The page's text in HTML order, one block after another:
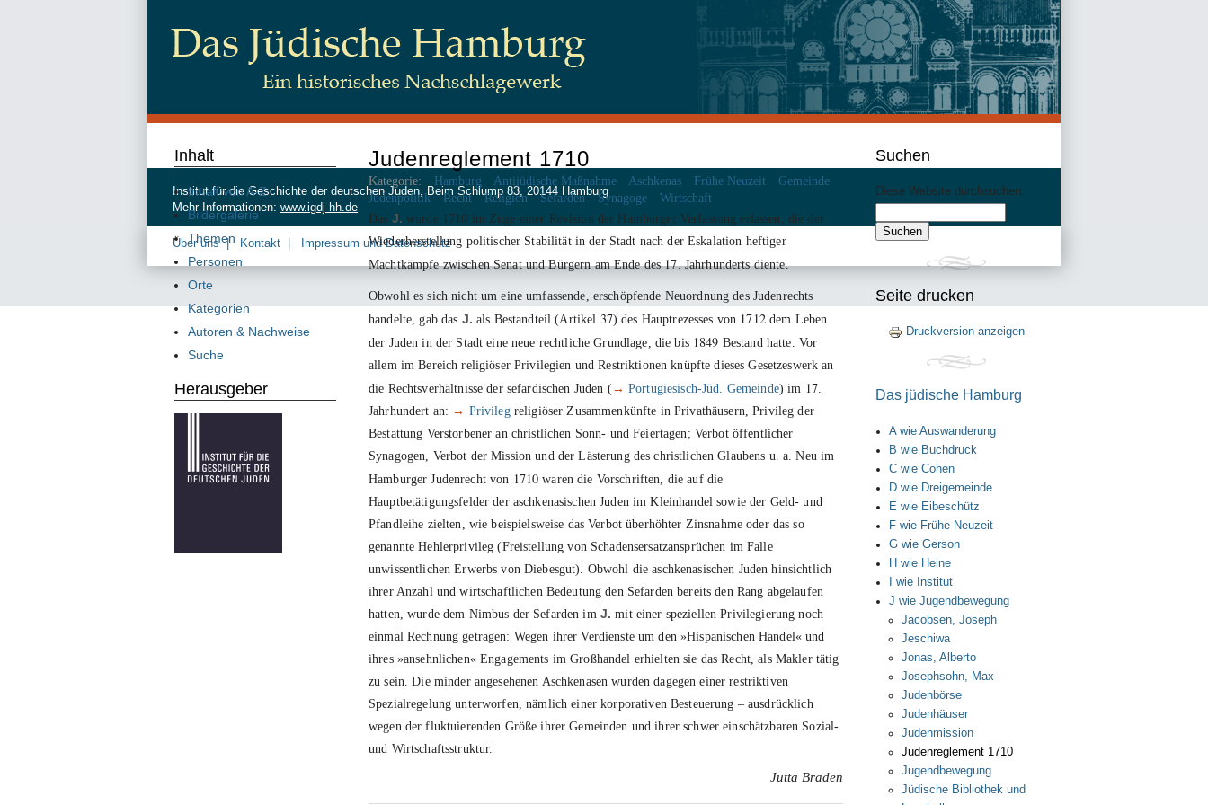
Judenreglement 1710
Kategorie: Hamburg Antijüdische Maßnahme Aschkenas Frühe Neuzeit
Gemeinde
Judenpolitik
Recht Religion Sefarden Synagoge Wirtschaft
Das J. wurde 1710 im Zuge einer Revision der Hamburger Verfassung erlassen, die der
Wiederherstellung politischer Stabilität in der Stadt nach der Eskalation heftiger
Machtkämpfe zwischen Senat und Bürgern am Ende des17. Jahrhunderts diente.
Obwohl es sich nicht um eine umfassende, erschöpfende Neuordnung des Judenrechts
handelte, gab das J. als Bestandteil (Artikel 37) des Hauptrezesses von 1712dem Leben
der Juden in der Stadt eine neue rechtliche Grundlage, die bis 1849 Bestand hatte. Vor
allem im Bereich religiöser Privilegien und Restriktionen knüpfte dieses Gesetzeswerk an
die Rechtsverhältnisse der sefardischen Juden (→ Portugiesisch-Jüd. Gemeinde) im 17.
Jahrhundert an: → Privilegreligiöser Zusammenkünfte in Privathäusern, Privileg der
Bestattung Verstorbener an christlichen Sonn- und Feiertagen; Verbot öffentlicher
Synagogen, Verbot der Mission und der Lästerung des christlichen Glaubens u. a. Neu im
Hamburger Judenrecht von 1710 waren die Vorschriften, die auf die
Hauptbetätigungsfelder der aschkenasischen Juden im Kleinhandel sowie der Geld- und
Pfandleihe zielten, wie beispielsweise das Verbot überhöhter Zinsnahme oder das so
genannte Hehlerprivileg (Freistellung von Schadensersatzansprüchen im Falle
unwissentlichen Erwerbs von Diebesgut). Obwohl die aschkenasischen Juden hinsichtlich
ihrer Anzahl und wirtschaftlichen Bedeutung den Sefarden bereits den Rang abgelaufen
hatten, wurde dem Nimbus der Sefarden im J. mit einer speziellen Privilegierung noch
einmal Rechnung getragen: Wegen ihrer Verdienste um den »Hispanischen Handel« und
ihres »ansehnlichen« Engagements im Großhandel erhielten sie das Recht, als Makler tätig
zu sein. Die minder angesehenen Aschkenasen wurden dagegen einer restriktiven
Spezialregelung unterworfen, nämlich einer korporativen Besteuerung – ausdrücklich
wegen der fluktuierenden Größe ihrer Gemeinden und ihrer schwer einschätzbaren Sozial-
und Wirtschaftsstruktur.
Jutta Braden
Inhalt
Inhalt von A-Z
Bildergalerie
Themen
Personen
Orte
Kategorien
Autoren & Nachweise
Suche
Herausgeber
Suchen
Diese Website durchsuchen:
Seite drucken
Druckversion anzeigen
Das jüdische Hamburg
A wie Auswanderung
B wie Buchdruck
C wie Cohen
D wie Dreigemeinde
E wie Eibeschütz
F wie Frühe Neuzeit
G wie Gerson
H wie Heine
I wie Institut
J wie Jugendbewegung
Jacobsen, Joseph
Jeschiwa
Jonas, Alberto
Josephsohn, Max
Judenbörse
Judenhäuser
Judenmission
Judenreglement 1710
Jugendbewegung
Jüdische Bibliothek und
Institut für die Geschichte der deutschen Juden, Beim Schlump 83, 20144 Hamburg
Mehr Informationen: www.igdj-hh.de
Über uns Kontakt Impressum und Datenschutz